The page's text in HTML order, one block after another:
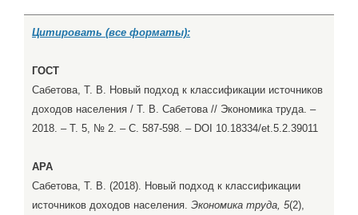
Цитировать (все форматы):
ГОСТ
Сабетова, Т. В. Новый подход к классификации источников
доходов населения / Т. В. Сабетова // Экономика труда. –
2018. – Т. 5, № 2. – С. 587-598. – DOI 10.18334/et.5.2.39011
APA
Сабетова, Т. В. (2018). Новый подход к классификации
источников доходов населения. Экономика труда, 5(2),